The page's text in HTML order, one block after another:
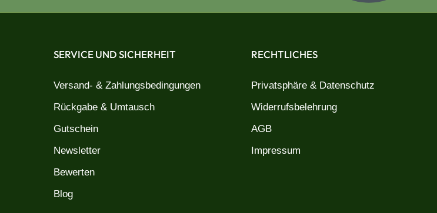
SERVICE UND SICHERHEIT
Versand- & Zahlungsbedingungen
Rückgabe & Umtausch
Gutschein
Newsletter
Bewerten
Blog
RECHTLICHES
Privatsphäre & Datenschutz
Widerrufsbelehrung
AGB
Impressum